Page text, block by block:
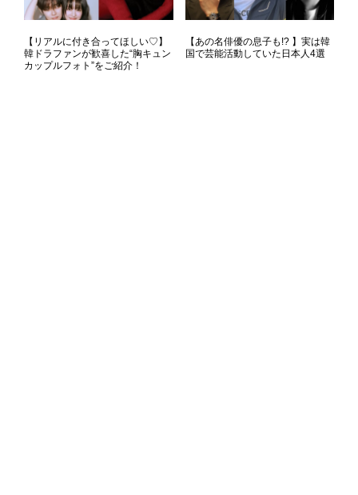
【リアルに付き合ってほしい♡】
韓ドラファンが歓喜した“胸キュン
カップルフォト”をご紹介！
【あの名俳優の息子も!? 】実は韓
国で芸能活動していた日本人4選